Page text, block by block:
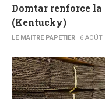
Domtar renforce
(Kentucky)
LE MAITRE PAPETIER 6 AOÛT